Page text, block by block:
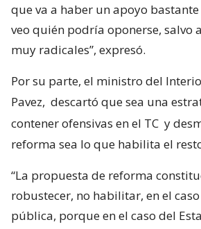
que va a haber un apoyo
veo quién podría oponerse, salvo
muy radicales”, expresó.
Por su parte, el ministro del
Pavez, descartó que sea una
contener ofensivas en el TC y
reforma sea lo que habilita el
“La propuesta de reforma
robustecer, no habilitar, en el
pública, porque en el caso del